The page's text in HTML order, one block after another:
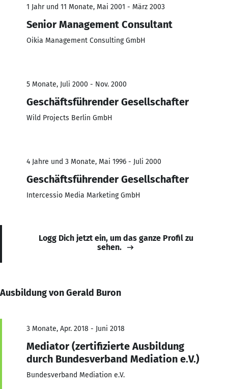
1 Jahr und 11 Monate, Mai 2001 - März 2003
Senior Management Consultant
Oikia Management Consulting GmbH
5 Monate, Juli 2000 - Nov. 2000
Geschäftsführender Gesellschafter
Wild Projects Berlin GmbH
4 Jahre und 3 Monate, Mai 1996 - Juli 2000
Geschäftsführender Gesellschafter
Intercessio Media Marketing GmbH
Logg Dich jetzt ein, um das ganze Profil zu
sehen.
Ausbildung von Gerald Buron
3 Monate, Apr. 2018 - Juni 2018
Mediator (zertifizierte Ausbildung
durch Bundesverband Mediation e.V.)
Bundesverband Mediation e.V.